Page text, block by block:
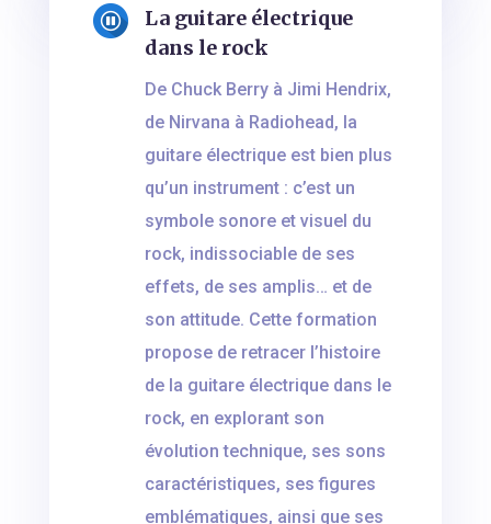
La guitare électrique
dans le rock
De Chuck Berry à Jimi Hendrix,
de Nirvana à Radiohead, la
guitare électrique est bien plus
qu’un instrument : c’est un
symbole sonore et visuel du
rock, indissociable de ses
effets, de ses amplis… et de
son attitude. Cette formation
propose de retracer l’histoire
de la guitare électrique dans le
rock, en explorant son
évolution technique, ses sons
caractéristiques, ses figures
emblématiques, ainsi que ses